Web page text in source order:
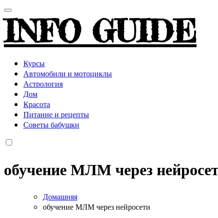
INFO GUIDE
Курсы
Автомобили и мотоциклы
Астрология
Дом
Красота
Питание и рецепты
Советы бабушки
обучение МЛМ через
Домашняя
обучение МЛМ через нейросети